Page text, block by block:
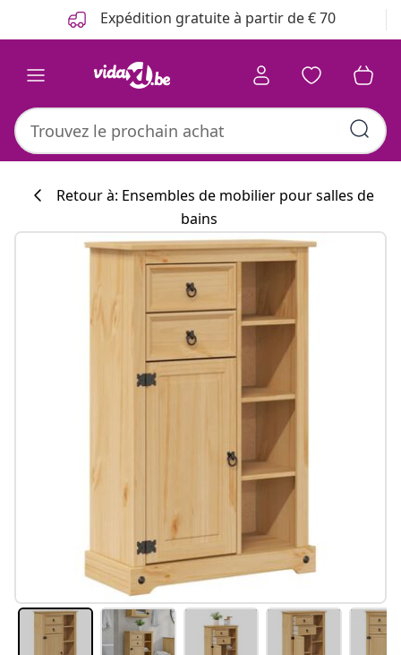
Expédition gratuite à partir de € 70
Retour à: Ensembles de mobilier pour salles de
bains